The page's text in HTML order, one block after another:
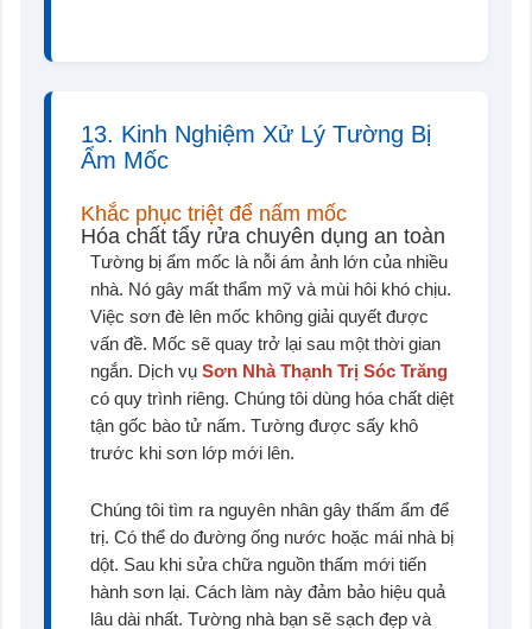
13. Kinh Nghiệm Xử Lý Tường Bị
Ẩm Mốc
Khắc phục triệt để nấm mốc
Hóa chất tẩy rửa chuyên dụng an toàn
Tường bị ẩm mốc là nỗi ám ảnh lớn của nhiều
nhà. Nó gây mất thẩm mỹ và mùi hôi khó chịu.
Việc sơn đè lên mốc không giải quyết được
vấn đề. Mốc sẽ quay trở lại sau một thời gian
ngắn. Dịch vụ Sơn Nhà Thạnh Trị Sóc Trăng
có quy trình riêng. Chúng tôi dùng hóa chất diệt
tận gốc bào tử nấm. Tường được sấy khô
trước khi sơn lớp mới lên.
Chúng tôi tìm ra nguyên nhân gây thấm ẩm để
trị. Có thể do đường ống nước hoặc mái nhà bị
dột. Sau khi sửa chữa nguồn thấm mới tiến
hành sơn lại. Cách làm này đảm bảo hiệu quả
lâu dài nhất. Tường nhà bạn sẽ sạch đẹp và